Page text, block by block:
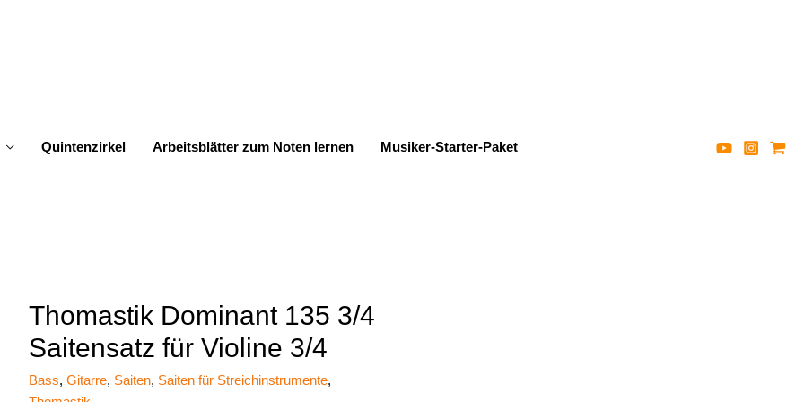
Quintenzirkel Arbeitsblätter zum Noten lernen Musiker-Starter-Paket
Thomastik Dominant 135 3/4
Saitensatz für Violine 3/4
Bass, Gitarre, Saiten, Saiten für Streichinstrumente,